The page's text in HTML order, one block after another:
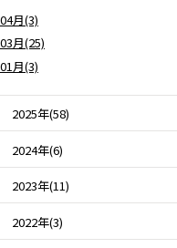
04月(3)
03月(25)
01月(3)
2025年(58)
2024年(6)
2023年(11)
2022年(3)